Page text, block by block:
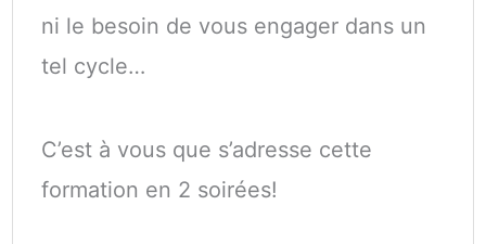
ni le besoin de vous engager dans un
tel cycle…
C’est à vous que s’adresse cette
formation en 2 soirées!